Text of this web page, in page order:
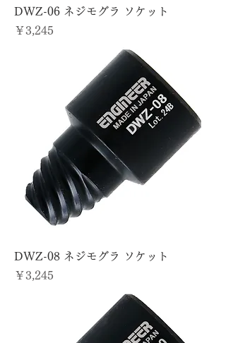
DWZ-06 ネジモグラ ソケット
価格
￥3,245
DWZ-08 ネジモグラ ソケット
価格
￥3,245